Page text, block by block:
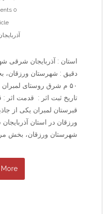
0 comments
استان : آذربایجان شرقی
دقیق : شهرستان ورزقان،
تاریخ ثبت اثر : قدمت اثر
قبرستان لمبران یکی از
ورزقان در استان
شهرستان ورزقان، بخش
More